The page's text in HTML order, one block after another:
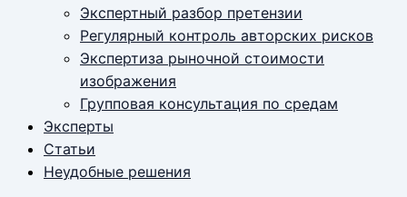
Экспертный разбор претензии
Регулярный контроль авторских рисков
Экспертиза рыночной стоимости
изображения
Групповая консультация по средам
Эксперты
Статьи
Неудобные решения